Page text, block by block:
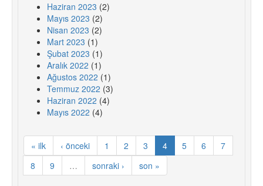
Haziran 2023 (2)
Mayıs 2023 (2)
Nisan 2023 (2)
Mart 2023 (1)
Şubat 2023 (1)
Aralık 2022 (1)
Ağustos 2022 (1)
Temmuz 2022 (3)
Haziran 2022 (4)
Mayıs 2022 (4)
« ilk ‹ önceki 1 2 3 4 5 6
7
8
9 … sonraki › son »